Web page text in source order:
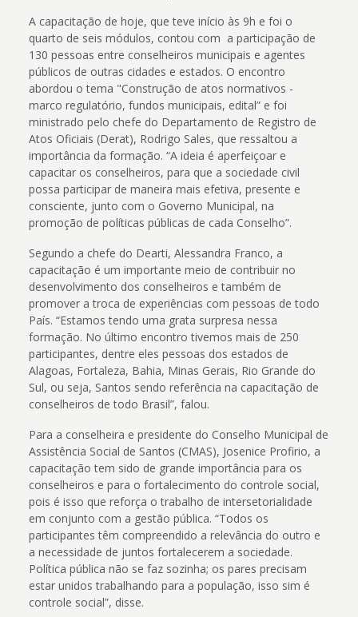
A capacitação de hoje, que teve início às 9h e foi o
quarto de seis módulos, contou com a participação de
130 pessoas entre conselheiros municipais e agentes
públicos de outras cidades e estados. O encontro
abordou o tema "Construção de atos normativos -
marco regulatório, fundos municipais, edital” e foi
ministrado pelo chefe do Departamento de Registro de
Atos Oficiais (Derat), Rodrigo Sales, que ressaltou a
importância da formação. “A ideia é aperfeiçoar e
capacitar os conselheiros, para que a sociedade civil
possa participar de maneira mais efetiva, presente e
consciente, junto com o Governo Municipal, na
promoção de políticas públicas de cada Conselho”.
Segundo a chefe do Dearti, Alessandra Franco, a
capacitação é um importante meio de contribuir no
desenvolvimento dos conselheiros e também de
promover a troca de experiências com pessoas de todo
País. “Estamos tendo uma grata surpresa nessa
formação. No último encontro tivemos mais de 250
participantes, dentre eles pessoas dos estados de
Alagoas, Fortaleza, Bahia, Minas Gerais, Rio Grande do
Sul, ou seja, Santos sendo referência na capacitação de
conselheiros de todo Brasil”, falou.
Para a conselheira e presidente do Conselho Municipal de
Assistência Social de Santos (CMAS), Josenice Profirio, a
capacitação tem sido de grande importância para os
conselheiros e para o fortalecimento do controle social,
pois é isso que reforça o trabalho de intersetorialidade
em conjunto com a gestão pública. “Todos os
participantes têm compreendido a relevância do outro e
a necessidade de juntos fortalecerem a sociedade.
Política pública não se faz sozinha; os pares precisam
estar unidos trabalhando para a população, isso sim é
controle social”, disse.